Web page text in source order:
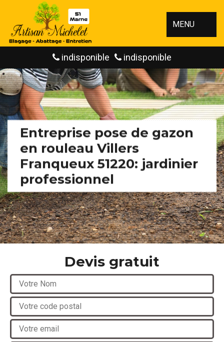
MENU
indisponible indisponible
Entreprise pose de gazon
en rouleau Villers
Franqueux 51220: jardinier
professionnel
Devis gratuit